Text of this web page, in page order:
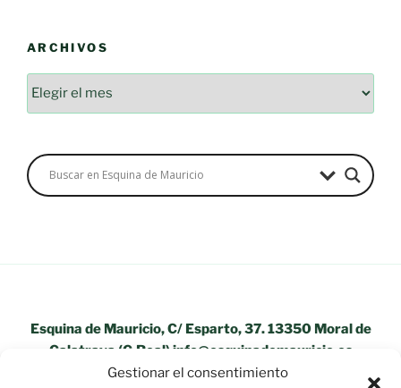
Gestionar el consentimiento
ARCHIVOS
Archivos
Esquina de Mauricio, C/ Esparto, 37. 13350 Moral de
Calatrava (C.Real) info@esquinademauricio.es